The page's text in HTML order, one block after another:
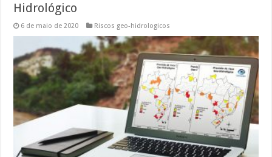
Hidrológico
6 de maio de 2020 Riscos geo-hidrologicos